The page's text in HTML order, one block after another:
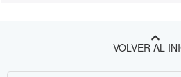
VOLVER AL